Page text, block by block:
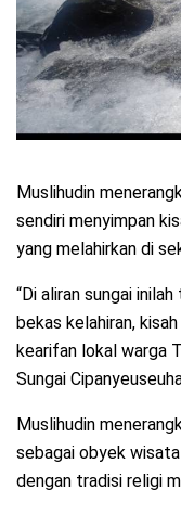
Muslihudin
sendiri menyimpan
yang melahirkan di
“Di aliran sungai
bekas kelahiran,
kearifan lokal warga
Sungai
Muslihudin
sebagai obyek
dengan tradisi religi